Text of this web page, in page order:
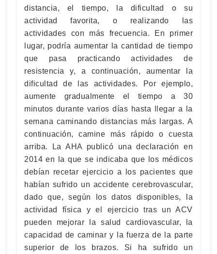
distancia, el tiempo, la dificultad o su
actividad favorita, o realizando las
actividades con más frecuencia. En primer
lugar, podría aumentar la cantidad de tiempo
que pasa practicando actividades de
resistencia y, a continuación, aumentar la
dificultad de las actividades. Por ejemplo,
aumente gradualmente el tiempo a 30
minutos durante varios días hasta llegar a la
semana caminando distancias más largas. A
continuación, camine más rápido o cuesta
arriba. La AHA publicó una declaración en
2014 en la que se indicaba que los médicos
debían recetar ejercicio a los pacientes que
habían sufrido un accidente cerebrovascular,
dado que, según los datos disponibles, la
actividad física y el ejercicio tras un ACV
pueden mejorar la salud cardiovascular, la
capacidad de caminar y la fuerza de la parte
superior de los brazos. Si ha sufrido un